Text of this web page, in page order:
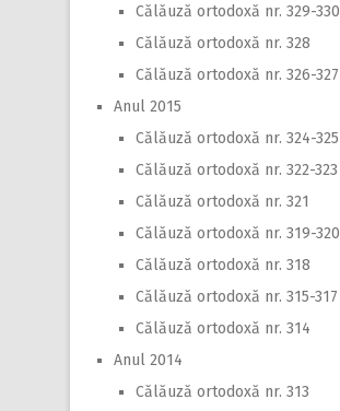
Călăuză ortodoxă nr. 329-330
Călăuză ortodoxă nr. 328
Călăuză ortodoxă nr. 326-327
Anul 2015
Călăuză ortodoxă nr. 324-325
Călăuză ortodoxă nr. 322-323
Călăuză ortodoxă nr. 321
Călăuză ortodoxă nr. 319-320
Călăuză ortodoxă nr. 318
Călăuză ortodoxă nr. 315-317
Călăuză ortodoxă nr. 314
Anul 2014
Călăuză ortodoxă nr. 313